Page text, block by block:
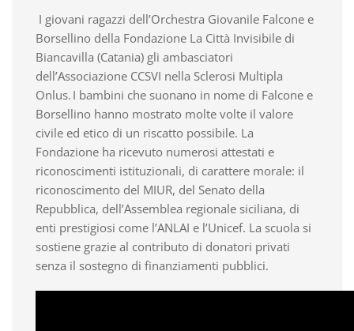
I giovani ragazzi dell’Orchestra Giovanile Falcone e
Borsellino della Fondazione La Città Invisibile di
Biancavilla (Catania) gli ambasciatori
dell’Associazione CCSVI nella Sclerosi Multipla
Onlus. I bambini che suonano in nome di Falcone e
Borsellino hanno mostrato molte volte il valore
civile ed etico di un riscatto possibile. La
Fondazione ha ricevuto numerosi attestati e
riconoscimenti istituzionali, di carattere morale: il
riconoscimento del MIUR, del Senato della
Repubblica, dell’Assemblea regionale siciliana, di
enti prestigiosi come l’ANLAI e l’Unicef. La scuola si
sostiene grazie al contributo di donatori privati
senza il sostegno di finanziamenti pubblici.